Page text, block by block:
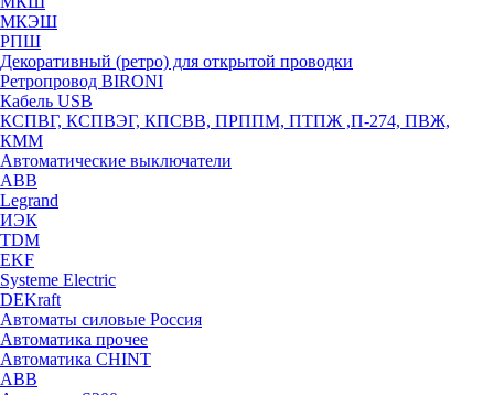
МКЭШ
РПШ
Декоративный (ретро) для открытой проводки
Ретропровод BIRONI
Кабель USB
КСПВГ, КСПВЭГ, КПСВВ, ПРППМ, ПТПЖ ,П-274, ПВЖ,
КММ
Автоматические выключатели
ABB
Legrand
ИЭК
TDM
EKF
Systeme Electric
DEKraft
Автоматы силовые Россия
Автоматика прочее
Автоматика CHINT
ABB